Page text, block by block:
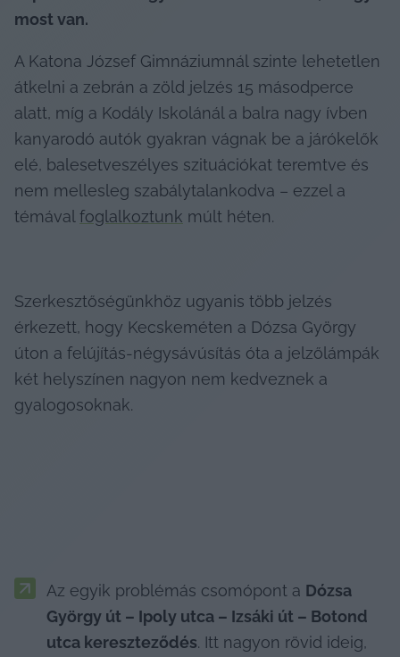
most van.
A Katona József Gimnáziumnál szinte lehetetlen
átkelni a zebrán a zöld jelzés 15 másodperce
alatt, míg a Kodály Iskolánál a balra nagy ívben
kanyarodó autók gyakran vágnak be a járókelők
elé, balesetveszélyes szituációkat teremtve és
nem mellesleg szabálytalankodva – ezzel a
témával foglalkoztunk múlt héten.
Szerkesztőségünkhöz ugyanis több jelzés
érkezett, hogy Kecskeméten a Dózsa György
úton a felújítás-négysávúsítás óta a jelzőlámpák
két helyszínen nagyon nem kedveznek a
gyalogosoknak.
Az egyik problémás csomópont a Dózsa
György út – Ipoly utca – Izsáki út – Botond
utca kereszteződés. Itt nagyon rövid ideig,